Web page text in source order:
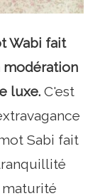
Wabi fait
modération
luxe. C'est
Sabi fait